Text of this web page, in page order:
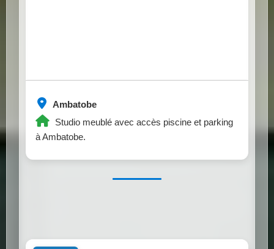
Ambatobe
Studio meublé avec accès piscine et parking
à Ambatobe.